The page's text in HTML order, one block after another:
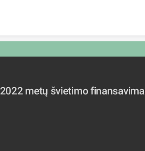
2022 metų švietimo